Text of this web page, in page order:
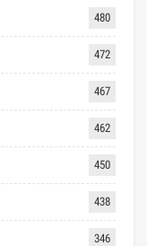
480
472
467
462
450
438
346